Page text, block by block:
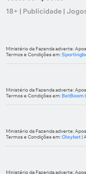
18+ | Publicidade |
Ministério da Fazenda adverte:
Termos e Condições em:
Ministério da Fazenda adverte:
Termos e Condições em: BetBoom
Ministério da Fazenda adverte:
Termos e Condições em:Oleybet|
Ministério da Fazenda adverte: